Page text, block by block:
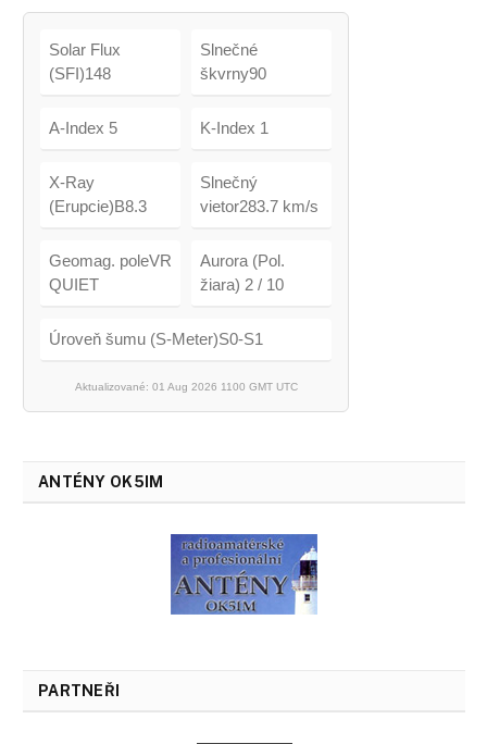
Solar Flux
(SFI)148
Slnečné
škvrny90
A-Index 5 K-Index 1
X-Ray
(Erupcie)B8.3
Slnečný
vietor283.7 km/s
Geomag. poleVR
QUIET
Aurora (Pol.
žiara) 2 / 10
Úroveň šumu (S-Meter)S0-S1
Aktualizované: 01 Aug 2026 1100 GMT UTC
ANTÉNY OK5IM
PARTNEŘI